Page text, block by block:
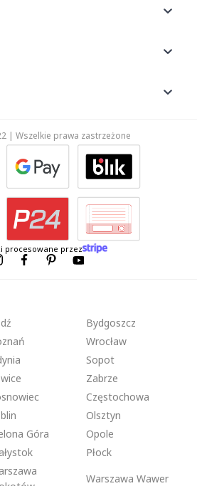
| Wszelkie prawa zastrzeżone
procesowane przez
Bydgoszcz
Wrocław
Sopot
Zabrze
Częstochowa
Olsztyn
Góra
Opole
Płock
Warszawa Wawer